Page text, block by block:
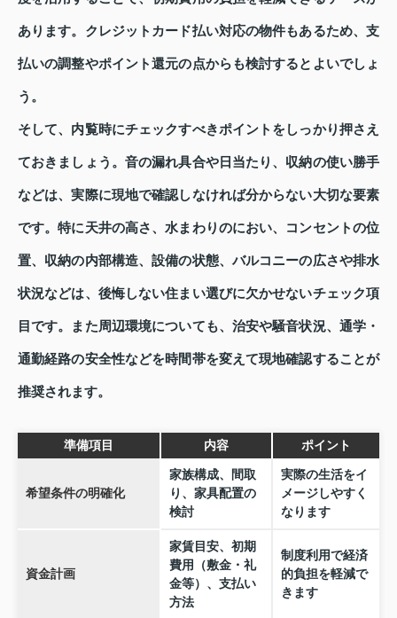
あります。クレジットカード払い対応の物件もあるため、支
払いの調整やポイント還元の点からも検討するとよいでしょ
う。
そして、内覧時にチェックすべきポイントをしっかり押さえ
ておきましょう。音の漏れ具合や日当たり、収納の使い勝手
などは、実際に現地で確認しなければ分からない大切な要素
です。特に天井の高さ、水まわりのにおい、コンセントの位
置、収納の内部構造、設備の状態、バルコニーの広さや排水
状況などは、後悔しない住まい選びに欠かせないチェック項
目です。また周辺環境についても、治安や騒音状況、通学・
通勤経路の安全性などを時間帯を変えて現地確認することが
推奨されます。
準備項目 内容 ポイント
希望条件の明確化
家族構成、間取
り、家具配置の
検討
実際の生活をイ
メージしやすく
なります
資金計画
家賃目安、初期
費用（敷金・礼
金等）、支払い
方法
制度利用で経済
的負担を軽減で
きます